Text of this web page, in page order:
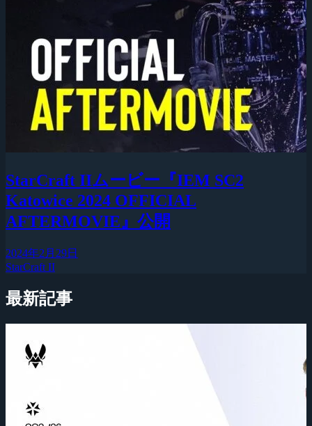
StarCraft IIムービー『IEM SC2
Katowice 2024 OFFICIAL
AFTERMOVIE』公開
2024年2月29日
StarCraft II
最新記事